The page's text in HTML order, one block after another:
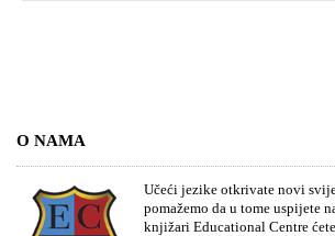
O NAMA
Učeći jezike otkrivate novi
pomažemo da u tome uspijete
knjižari Educational Centre